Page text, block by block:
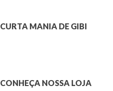
CURTA MANIA DE GIBI
CONHEÇA NOSSA LOJA